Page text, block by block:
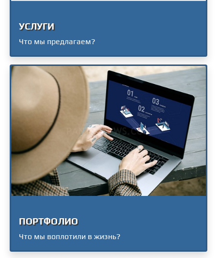
УСЛУГИ
Что мы предлагаем?
ПОРТФОЛИО
Что мы воплотили в жизнь?